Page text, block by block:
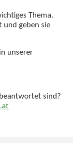
Thema.
und geben sie
unserer
sind?